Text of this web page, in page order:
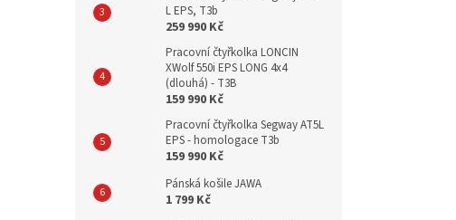
L EPS, T3b
259 990 Kč
Pracovní čtyřkolka LONCIN
XWolf 550i EPS LONG 4x4
(dlouhá) - T3B
159 990 Kč
Pracovní čtyřkolka Segway AT5L
EPS - homologace T3b
159 990 Kč
Pánská košile JAWA
1 799 Kč